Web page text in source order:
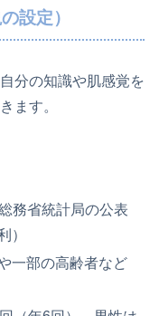
設定）
分の知識や肌感覚を
ます。
総務省統計局の公表
）
一部の高齢者など